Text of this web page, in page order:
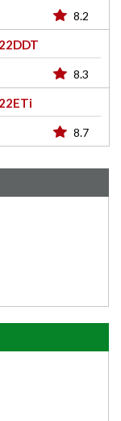
8.2
8.3
8.7